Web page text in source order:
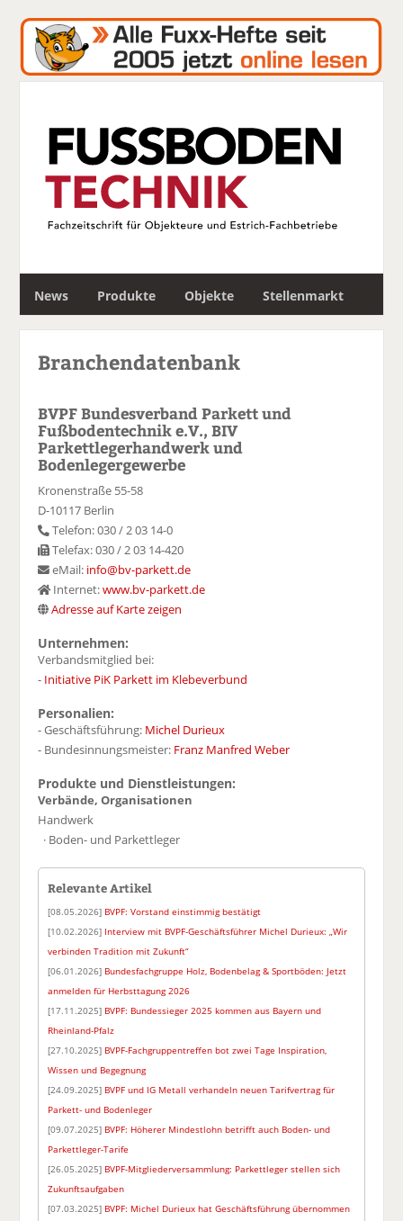
News Produkte Objekte Stellenmarkt
c
Branchendatenbank
BVPF Bundesverband Parkett und
Fußbodentechnik e.V., BIV
Parkettlegerhandwerk und
Bodenlegergewerbe
Kronenstraße 55-58
D-10117 Berlin
Telefon: 030 / 2 03 14-0
Telefax: 030 / 2 03 14-420
eMail: info@bv-parkett.de
Internet:www.bv-parkett.de
Adresse auf Karte zeigen
Unternehmen:
Verbandsmitglied bei:
- Initiative PiK Parkett im Klebeverbund
Personalien:
- Geschäftsführung: Michel Durieux
- Bundesinnungsmeister: Franz Manfred Weber
Produkte und Dienstleistungen:
Verbände, Organisationen
Handwerk
· Boden- und Parkettleger
Relevante Artikel
[08.05.2026] BVPF: Vorstand einstimmig bestätigt
[10.02.2026] Interview mit BVPF-Geschäftsführer Michel Durieux: „Wir
verbinden Tradition mit Zukunft“
[06.01.2026] Bundesfachgruppe Holz, Bodenbelag & Sportböden: Jetzt
anmelden für Herbsttagung 2026
[17.11.2025] BVPF: Bundessieger 2025 kommen aus Bayern und
Rheinland-Pfalz
[27.10.2025] BVPF-Fachgruppentreffen bot zwei Tage Inspiration,
Wissen und Begegnung
[24.09.2025] BVPF und IG Metall verhandeln neuen Tarifvertrag für
Parkett- und Bodenleger
[09.07.2025] BVPF: Höherer Mindestlohn betrifft auch Boden- und
Parkettleger-Tarife
[26.05.2025] BVPF-Mitgliederversammlung: Parkettleger stellen sich
Zukunftsaufgaben
[07.03.2025] BVPF: Michel Durieux hat Geschäftsführung übernommen